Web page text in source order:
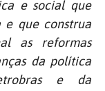
e social que
e que construa
as reformas
da política
e da